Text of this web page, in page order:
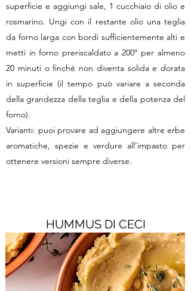
superficie e aggiungi sale, 1 cucchiaio di olio e
rosmarino. Ungi con il restante olio una teglia
da forno larga con bordi sufficientemente alti e
metti in forno preriscaldato a 200° per almeno
20 minuti o finché non diventa solida e dorata
in superficie (il tempo può variare a seconda
della grandezza della teglia e della potenza del
forno).
Varianti: puoi provare ad aggiungere altre erbe
aromatiche, spezie e verdure all’impasto per
ottenere versioni sempre diverse.
HUMMUS DI CECI